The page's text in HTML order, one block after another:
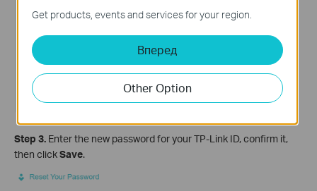
Step 3. Enter the new password for your TP-Link ID, confirm it,
then clickSave.
Get products, events and services for your region.
Вперед
Other Option